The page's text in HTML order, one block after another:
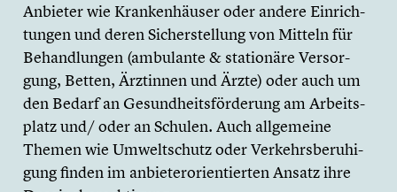
Anbieter wie Kranken­häu­ser oder andere Einrich­
tun­gen und deren Sicher­stel­lung von Mitteln für
Behand­lun­gen (ambulante & statio­näre Versor­
gung, Betten, Ärztinnen und Ärzte) oder auch um
den Bedarf an Gesundheits­förderung am Arbeits­
platz und/ oder an Schulen. Auch allge­meine
Themen wie Umwelt­schutz oder Verkehrs­be­ru­hi­
gung finden im anbie­ter­ori­en­tier­ten Ansatz ihre